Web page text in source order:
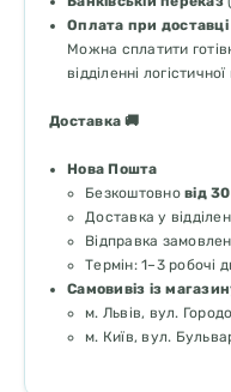
Оплата при доставці
Можна сплатити
відділенні
Доставка 🚚
Нова Пошта
Безкоштовно від
Доставка у
Відправка
Термін: 1–3 робочі
Самовивіз із
м. Львів, вул.
м. Київ, вул.